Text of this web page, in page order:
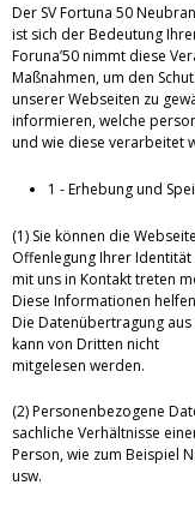
Der SV Fortuna 50
ist sich der Bedeutung
Foruna’50 nimmt diese
Maßnahmen, um den
unserer Webseiten zu
informieren, welche
und wie diese verarbeitet
1 - Erhebung und
(1) Sie können die
Offenlegung Ihrer
mit uns in Kontakt treten
Diese Informationen
Die Datenübertragung
kann von Dritten nicht
mitgelesen werden.
(2) Personenbezogene
sachliche Verhältnisse
Person, wie zum Beispiel
usw.